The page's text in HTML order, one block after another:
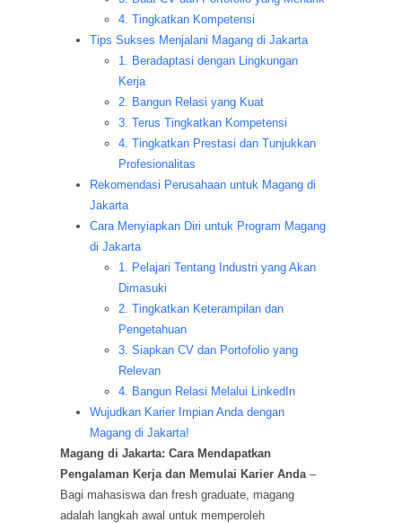
4. Tingkatkan Kompetensi
Tips Sukses Menjalani Magang di Jakarta
1. Beradaptasi dengan Lingkungan
Kerja
2. Bangun Relasi yang Kuat
3. Terus Tingkatkan Kompetensi
4. Tingkatkan Prestasi dan Tunjukkan
Profesionalitas
Rekomendasi Perusahaan untuk Magang di
Jakarta
Cara Menyiapkan Diri untuk Program Magang
di Jakarta
1. Pelajari Tentang Industri yang Akan
Dimasuki
2. Tingkatkan Keterampilan dan
Pengetahuan
3. Siapkan CV dan Portofolio yang
Relevan
4. Bangun Relasi Melalui LinkedIn
Wujudkan Karier Impian Anda dengan
Magang di Jakarta!
Magang di Jakarta: Cara Mendapatkan
Pengalaman Kerja dan Memulai Karier Anda–
Bagi mahasiswa dan fresh graduate, magang
adalah langkah awal untuk memperoleh